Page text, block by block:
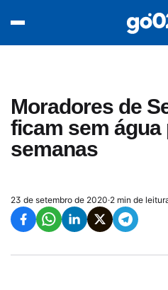
Moradores de
ficam sem água
semanas
23 de setembro de 2020·2 min de
acontece agora
entretenimento
vídeos
pod020